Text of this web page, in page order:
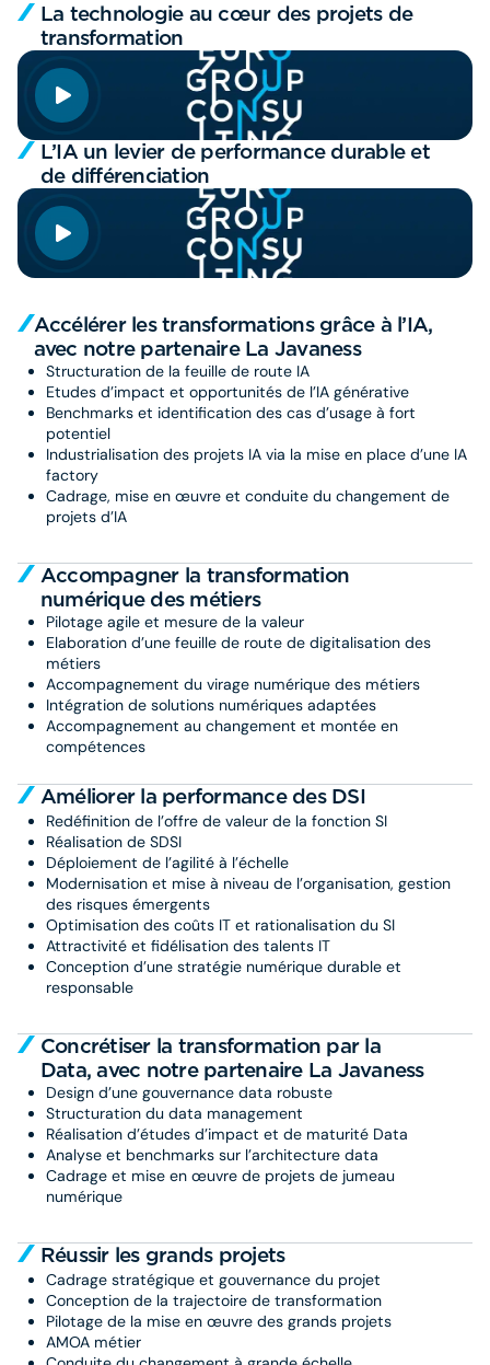
La technologie au cœur des projets de
transformation
L’IA un levier de performance durable et
de différenciation
Accélérer les transformations grâce à l’IA,
avec notre partenaire La Javaness
Structuration de la feuille de route IA
Etudes d’impact et opportunités de l’IA générative
Benchmarks et identification des cas d’usage à fort
potentiel
Industrialisation des projets IA via la mise en place d’une IA
factory
Cadrage, mise en œuvre et conduite du changement de
projets d’IA
Accompagner la transformation
numérique des métiers
Pilotage agile et mesure de la valeur
Elaboration d’une feuille de route de digitalisation des
métiers
Accompagnement du virage numérique des métiers
Intégration de solutions numériques adaptées
Accompagnement au changement et montée en
compétences
Améliorer la performance des DSI
Redéfinition de l’offre de valeur de la fonction SI
Réalisation de SDSI
Déploiement de l’agilité à l’échelle
Modernisation et mise à niveau de l’organisation, gestion
des risques émergents
Optimisation des coûts IT et rationalisation du SI
Attractivité et fidélisation des talents IT
Conception d’une stratégie numérique durable et
responsable
Concrétiser la transformation par la
Data, avec notre partenaire La Javaness
Design d’une gouvernance data robuste
Structuration du data management
Réalisation d’études d’impact et de maturité Data
Analyse et benchmarks sur l’architecture data
Cadrage et mise en œuvre de projets de jumeau
numérique
Réussir les grands projets
Cadrage stratégique et gouvernance du projet
Conception de la trajectoire de transformation
Pilotage de la mise en œuvre des grands projets
AMOA métier